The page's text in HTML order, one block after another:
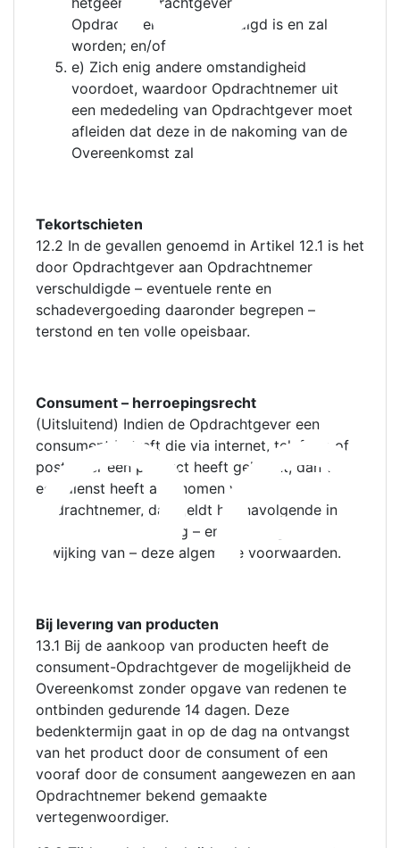
ee
Opdrachtnemer verschuldigd is en zal
worden; en/of
e) Zich enig andere omstandigheid
voordoet, waardoor Opdrachtnemer uit
een mededeling van Opdrachtgever moet
afleiden dat deze in de nakoming van de
Overeenkomst zal
Tekortschieten
12.2 In de gevallen genoemd in Artikel 12.1 is het
door Opdrachtgever aan Opdrachtnemer
verschuldigde – eventuele rente en
schadevergoeding daaronder begrepen –
terstond en ten volle opeisbaar.
Consument – herroepingsrecht
(Uitsluitend) Indien de Opdrachtgever een
consument betreft die via internet, telefoon of
postorder een product heeft gekocht, dan wel
een dienst heeft afgenomen van
Opdrachtnemer, dan geldt het navolgende in
Artikel 13 in aanvulling – en zo nodig in
afwijking van – deze algemene voorwaarden.
Bij levering van producten
13.1 Bij de aankoop van producten heeft de
consument-Opdrachtgever de mogelijkheid de
Overeenkomst zonder opgave van redenen te
ontbinden gedurende 14 dagen. Deze
bedenktermijn gaat in op de dag na ontvangst
van het product door de consument of een
vooraf door de consument aangewezen en aan
Opdrachtnemer bekend gemaakte
vertegenwoordiger.